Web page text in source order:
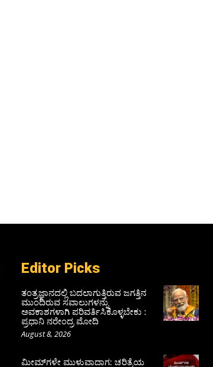
Editor Picks
ತಂತ್ರಜ್ಞಾನದಲ್ಲಿ ಬದಲಾಗುತ್ತಿರುವ ಜಗತ್ತಿನ
ಮುಂದಿರುವ ಸವಾಲುಗಳನ್ನು
ಅವಕಾಶಗಳಾಗಿ ಪರಿವರ್ತಿಸಿಕೊಳ್ಳಬೇಕು :
ಪ್ರಧಾನಿ ನರೇಂದ್ರ ಮೋದಿ
August 8, 2026
ಮೀಮ್‌ಗಳೇ ಮುಳುವಾದಾಗ: ಚರಿತ್ರೆಯ